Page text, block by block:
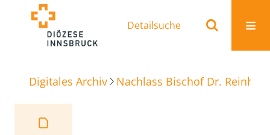
Detailsuche
Digitales Archiv Nachlass Bischof Dr.